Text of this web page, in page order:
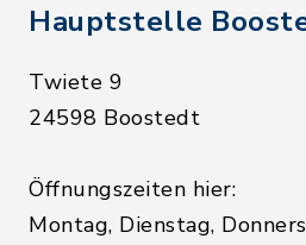
Hauptstelle
Twiete 9
24598 Boostedt
Öffnungszeiten hier:
Montag, Dienstag,